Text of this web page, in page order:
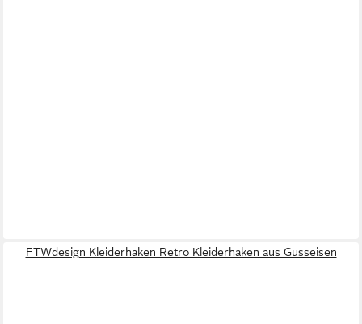
FTWdesign Kleiderhaken Retro Kleiderhaken aus Gusseisen